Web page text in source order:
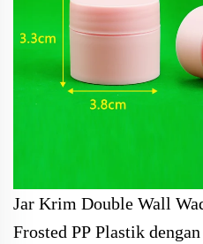
Jar Krim Double Wall
Frosted PP Plastik